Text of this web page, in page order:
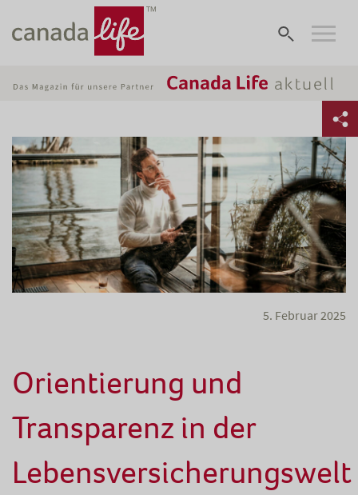
5. Februar 2025
Orientierung und
Transparenz in der
Lebensversicherungswelt